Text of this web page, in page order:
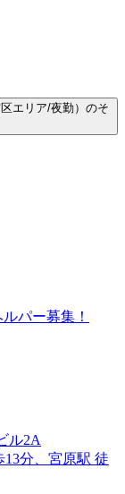
エリア/夜勤）のそ
パー募集！
ル2A
13分、宮原駅 徒